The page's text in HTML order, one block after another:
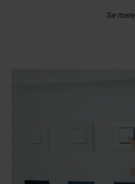
Se mere